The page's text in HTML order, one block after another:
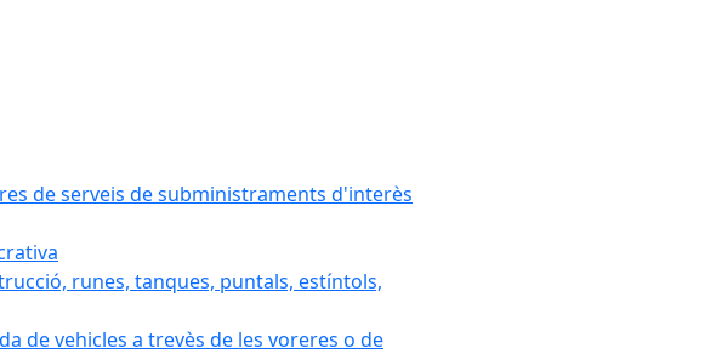
de serveis de subministraments d'interès
runes, tanques, puntals, estíntols,
de vehicles a trevès de les voreres o de